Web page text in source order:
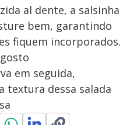
al dente, a salsinha
bem, garantindo
fiquem incorporados.
em seguida,
textura dessa salada